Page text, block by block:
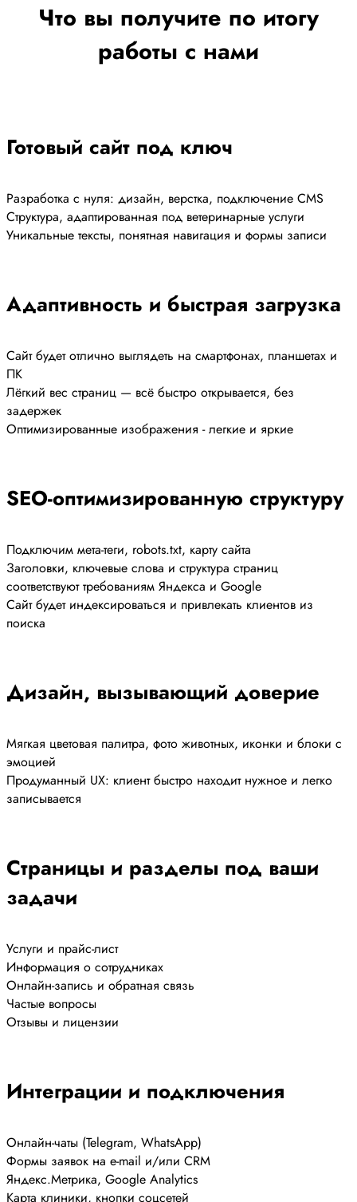
Что вы получите по итогу
работы с нами
Готовый сайт под ключ
Разработка с нуля: дизайн, верстка, подключение CMS
Структура, адаптированная под ветеринарные услуги
Уникальные тексты, понятная навигация и формы записи
Адаптивность и быстрая загрузка
Сайт будет отлично выглядеть на смартфонах, планшетах и
ПК
Лёгкий вес страниц — всё быстро открывается, без
задержек
Оптимизированные изображения - легкие и яркие
SEO-оптимизированную структуру
Подключим мета-теги, robots.txt, карту сайта
Заголовки, ключевые слова и структура страниц
соответствуют требованиям Яндекса и Google
Сайт будет индексироваться и привлекать клиентов из
поиска
Дизайн, вызывающий доверие
Мягкая цветовая палитра, фото животных, иконки и блоки с
эмоцией
Продуманный UX: клиент быстро находит нужное и легко
записывается
Страницы и разделы под ваши
задачи
Услуги и прайс-лист
Информация о сотрудниках
Онлайн-запись и обратная связь
Частые вопросы
Отзывы и лицензии
Интеграции и подключения
Онлайн-чаты (Telegram, WhatsApp)
Формы заявок на e-mail и/или CRM
Яндекс.Метрика, Google Analytics
Карта клиники, кнопки соцсетей